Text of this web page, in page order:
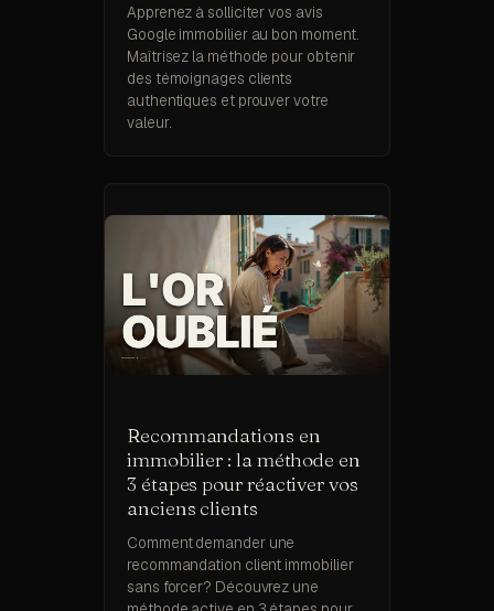
Apprenez à solliciter vos avis
Google immobilier au bon moment.
Maîtrisez la méthode pour obtenir
des témoignages clients
authentiques et prouver votre
valeur.
Recommandations en
immobilier : la méthode en
3 étapes pour réactiver vos
anciens clients
Comment demander une
recommandation client immobilier
sans forcer? Découvrez une